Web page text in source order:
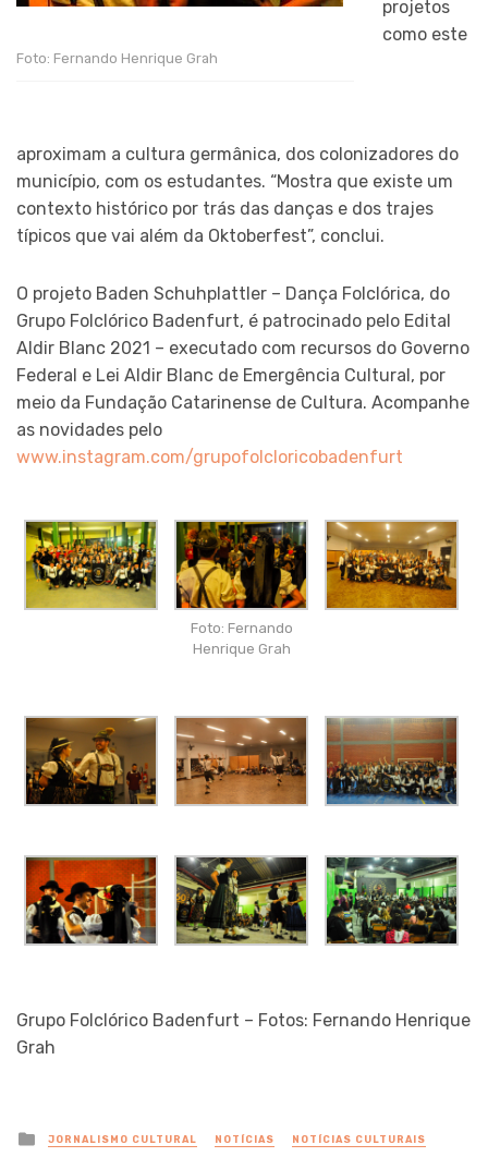
Foto: Fernando Henrique Grah
projetos
como este
aproximam a cultura germânica, dos colonizadores do
município, com os estudantes. “Mostra que existe um
contexto histórico por trás das danças e dos trajes
típicos que vai além da Oktoberfest”, conclui.
O projeto Baden Schuhplattler – Dança Folclórica, do
Grupo Folclórico Badenfurt, é patrocinado pelo Edital
Aldir Blanc 2021 – executado com recursos do Governo
Federal e Lei Aldir Blanc de Emergência Cultural, por
meio da Fundação Catarinense de Cultura. Acompanhe
as novidades pelo
www.instagram.com/grupofolcloricobadenfurt
Foto: Fernando
Henrique Grah
Grupo Folclórico Badenfurt – Fotos: Fernando Henrique
Grah
Posted
in
JORNALISMO CULTURAL NOTÍCIAS NOTÍCIAS CULTURAIS